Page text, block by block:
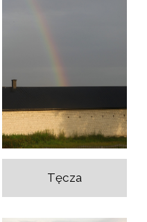
Tęcza